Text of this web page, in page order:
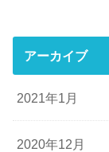
アーカイブ
2021年1月
2020年12月